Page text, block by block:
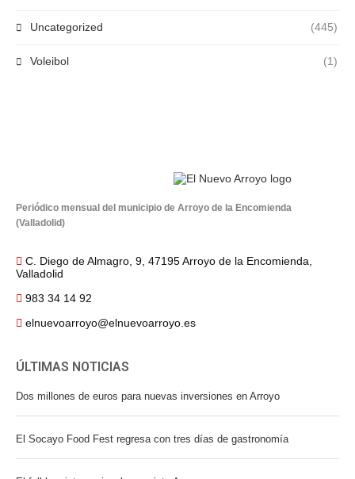
Uncategorized (445)
Voleibol (1)
Periódico mensual del municipio de Arroyo de la Encomienda
(Valladolid)
C. Diego de Almagro, 9, 47195 Arroyo de la Encomienda,
Valladolid
983 34 14 92
elnuevoarroyo@elnuevoarroyo.es
ÚLTIMAS NOTICIAS
Dos millones de euros para nuevas inversiones en Arroyo
El Socayo Food Fest regresa con tres días de gastronomía